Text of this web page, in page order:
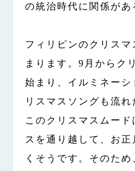
の統治時代に関係があ
フィリピンのクリス
まります。9月からク
始まり、イルミネー
リスマスソングも流れ
このクリスマスムー
スを通り越して、お
くそうです。そのた